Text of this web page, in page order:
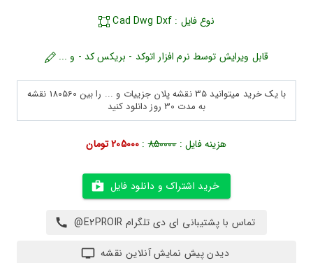
نوع فایل : Cad Dwg Dxf
قابل ویرایش توسط نرم افزار اتوکد - بریکس کد - و ...
با یک خرید میتوانید 35 نقشه پلان جزییات و ... را بین 180560 نقشه
به مدت 30 روز دانلود کنید
هزینه فایل :850000
: 205000 تومان
خرید اشتراک و دانلود فایل
تماس با پشتیبانی ای دی تلگرام E2PROIR@
دیدن پیش نمایش آنلاین نقشه